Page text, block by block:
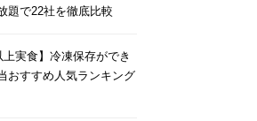
題で22社を徹底比較
上実食】冷凍保存ができ
おすすめ人気ランキング